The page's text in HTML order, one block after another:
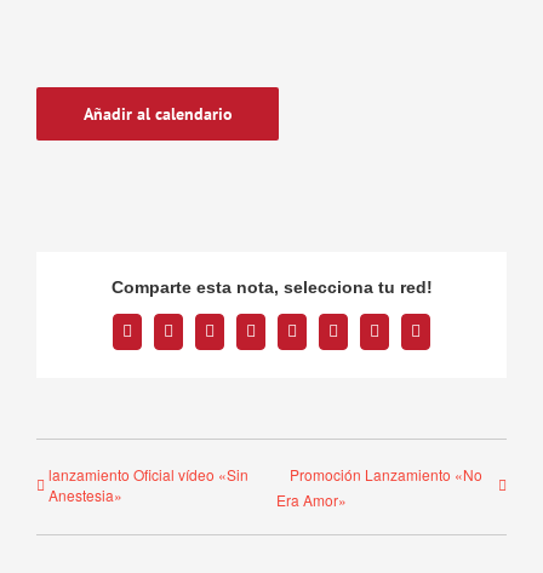
Añadir al calendario
Comparte esta nota, selecciona tu red!
FacebookTwitterRedditLinkedInTumblrPinterest
Vk
Correo
electrónico
lanzamiento Oficial vídeo «Sin
Anestesia»
Promoción Lanzamiento «No
Era Amor»